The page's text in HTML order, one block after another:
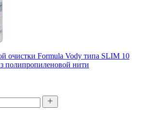
очистки Formula Vody типа SLIM 10
полипропиленовой нити